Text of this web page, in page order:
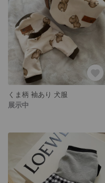
くま柄 袖あり 犬服
展示中